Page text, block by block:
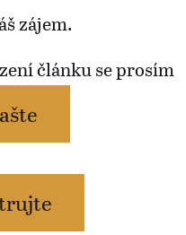
zájem.
článku se prosím